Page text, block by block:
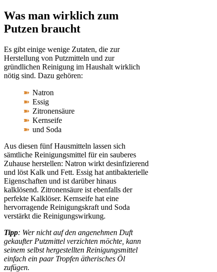
Was man wirklich zum
Putzen braucht
Es gibt einige wenige Zutaten, die zur
Herstellung von Putzmitteln und zur
gründlichen Reinigung im Haushalt wirklich
nötig sind. Dazu gehören:
Natron
Essig
Zitronensäure
Kernseife
und Soda
Aus diesen fünf Hausmitteln lassen sich
sämtliche Reinigungsmittel für ein sauberes
Zuhause herstellen: Natron wirkt desinfizierend
und löst Kalk und Fett. Essig hat antibakterielle
Eigenschaften und ist darüber hinaus
kalklösend. Zitronensäure ist ebenfalls der
perfekte Kalklöser. Kernseife hat eine
hervorragende Reinigungskraft und Soda
verstärkt die Reinigungswirkung.
Tipp: Wer nicht auf den angenehmen Duft
gekaufter Putzmittel verzichten möchte, kann
seinem selbst hergestellten Reinigungsmittel
einfach ein paar Tropfen ätherisches Öl
zufügen.